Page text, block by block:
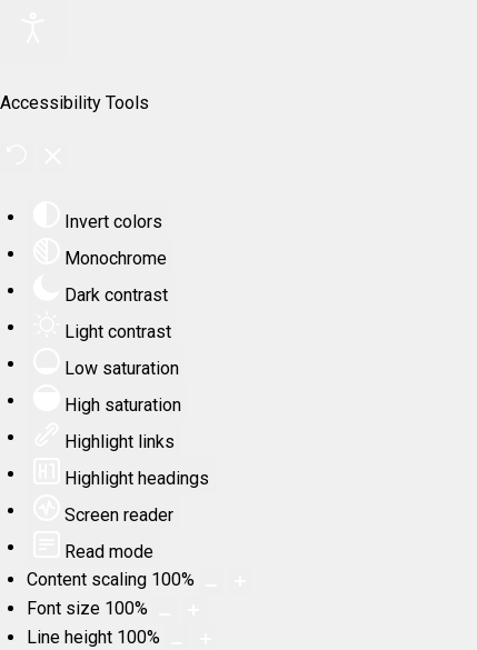
Accessibility Tools
Invert colors
Monochrome
Dark contrast
Light contrast
Low saturation
High saturation
Highlight links
Highlight headings
Screen reader
Read mode
Content scaling 100%
Font size 100%
Line height 100%